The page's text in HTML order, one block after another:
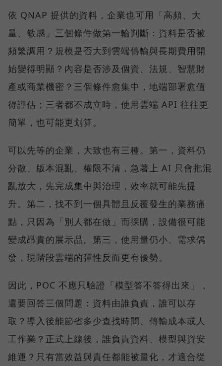
依 QNAP 提供的資料，企業也可用「高頻、大
量、敏感」三個條件做第一輪判斷：資料是否被
頻繁調用？規模是否大到雲端傳輸與長期費用開
始變得明顯？內容是否涉及個資、法規、智慧財
產或商業機密？三個條件愈集中，地端部署愈值
得評估；三者都不成立時，使用雲端 API 往往更
簡單，也可能更划算。
可以先等的企業，大致也有三種。第一，資料仍
分散、版本混亂、權限不清，急著上 AI 只會把混
亂放大，先完成集中與治理，效率就可能先提
升。第二，找不到一個具體且反覆發生的業務痛
點，只因為「別人都在做」而採購，設備很可能
變成昂貴的展示品。第三，使用量仍小、需求偶
發，現階段雲端的彈性反而更有優勢。
因此，POC 不應只驗證「模型答不答得出來」，
還要回答三個問題：資料由誰負責，誰可以存
取？導入後能節省多少查找時間、傳輸成本或人
工作業？正式上線後，誰負責資料、模型與資安
維運？只有當效益與責任都能被量化，才適合從